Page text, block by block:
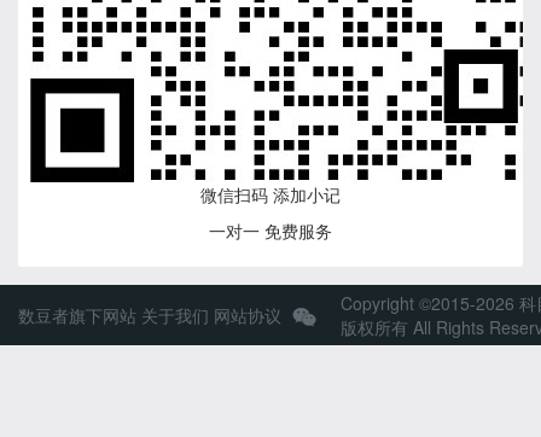
微信扫码 添加小记
一对一 免费服务
数豆者旗下网站 关于我们 网站协议
Copyright ©2015-2026
版权所有 All Rights